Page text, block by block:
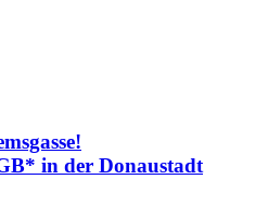
in der Donaustadt